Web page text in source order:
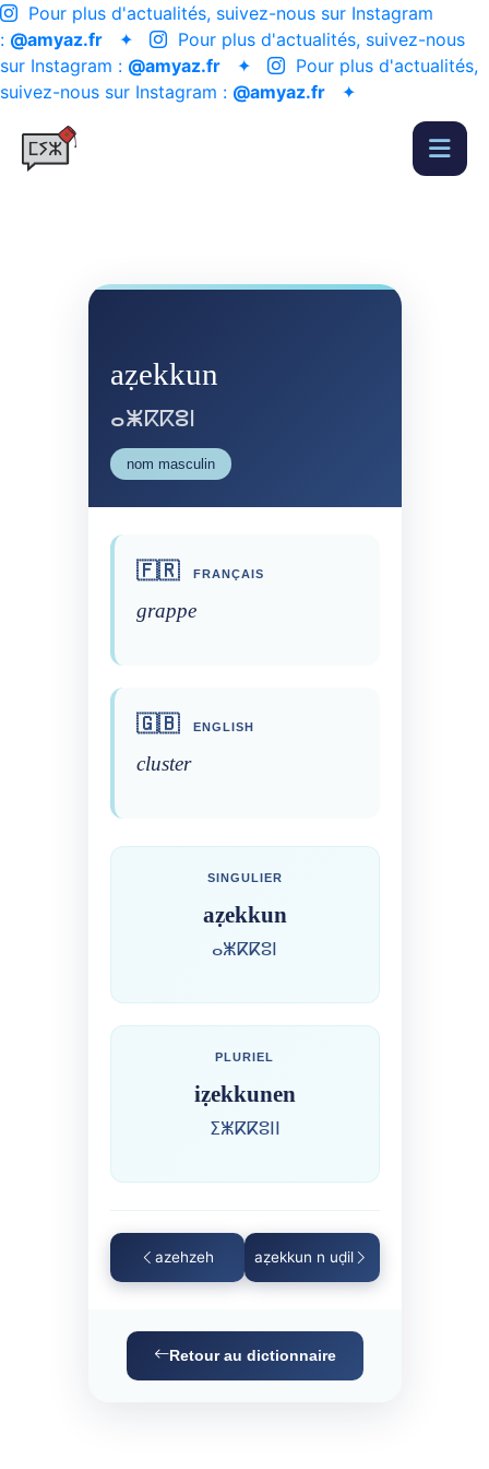
Pour plus d'actualités, suivez-nous sur Instagram
: @amyaz.fr ✦
Pour plus d'actualités, suivez-nous
sur Instagram : @amyaz.fr ✦
Pour plus d'actualités,
suivez-nous sur Instagram : @amyaz.fr ✦
aẓekkun
ⴰⵥⴽⴽⵓⵏ
nom masculin
🇫🇷 FRANÇAIS
grappe
🇬🇧 ENGLISH
cluster
SINGULIER
aẓekkun
ⴰⵥⴽⴽⵓⵏ
PLURIEL
iẓekkunen
ⵉⵥⴽⴽⵓⵏⵏ
azehzeh aẓekkun n uḍil
Retour au dictionnaire